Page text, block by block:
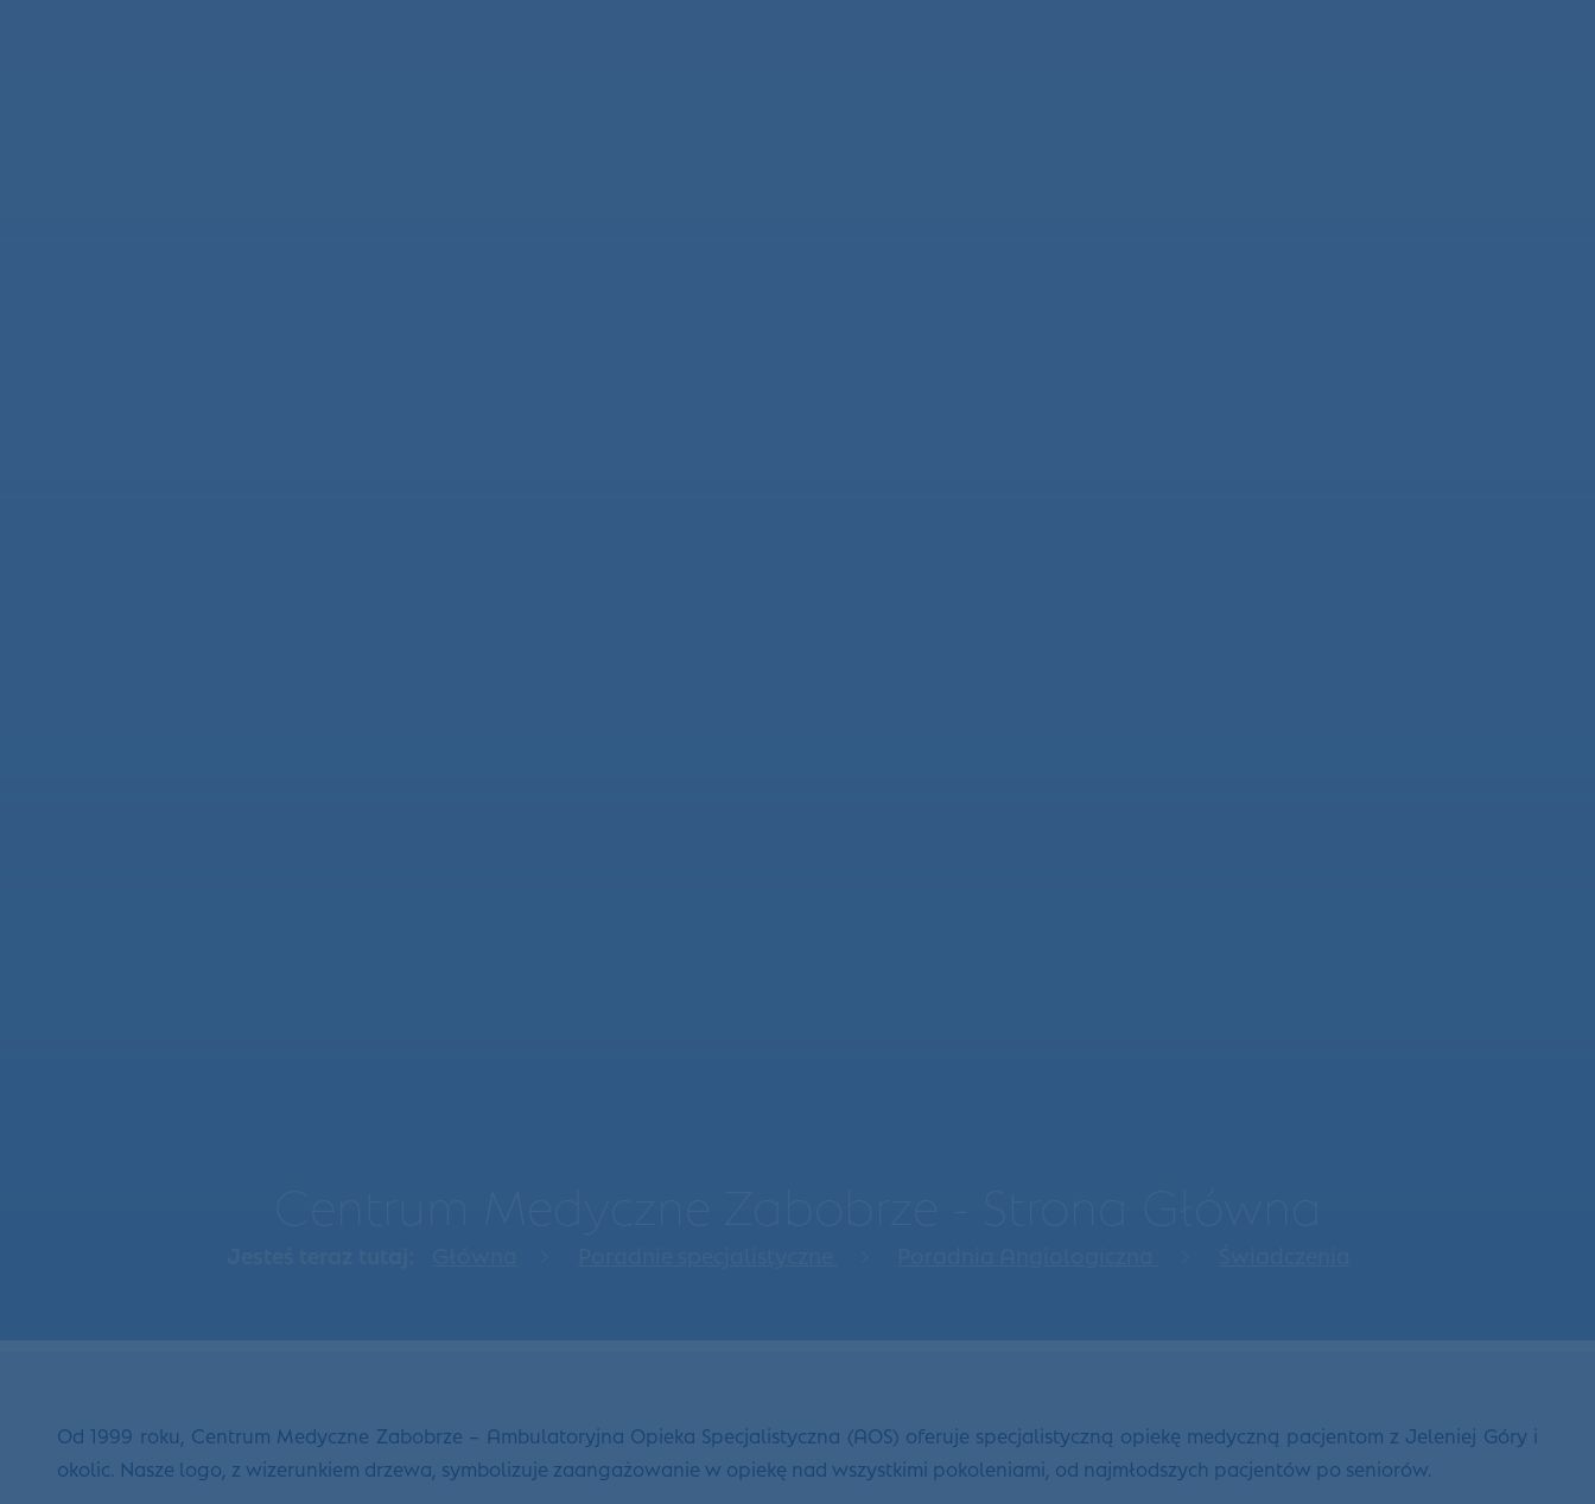
Od 1999 roku, Centrum Medyczne Zabobrze – Ambulatoryjna Opieka Specjalistyczna (AOS) oferuje specjalistyczną opiekę medyczną pacjentom z Jeleniej Góry i
okolic. Nasze logo, z wizerunkiem drzewa, symbolizuje zaangażowanie w opiekę nad wszystkimi pokoleniami, od najmłodszych pacjentów po seniorów.